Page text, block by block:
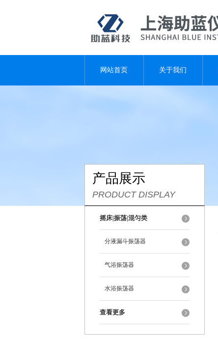
网站首页 关于我们
产品展示
PRODUCT DISPLAY
摇床|振荡|混匀类
分液漏斗振荡器
气浴振荡器
水浴振荡器
查看更多